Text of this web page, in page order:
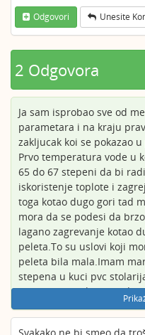
Odgovori
Unesite
2 Odgovora
Ja sam isprobao sve od
parametara i na kraju
zakljucak koi se pokazao
Prvo temperatura vode u
65 do 67 stepeni da bi
iskoristenje toplote i
toga kotao dugo gori tad
mora da se podesi da
lagano zagrevanje kotao
peleta.To su uslovi koji
peleta bila mala.Imam
stepena u kuci pvc
stirropor 3cm kotao radi
trosim dzak peleta nocna
stepeni.Razmak izmedju